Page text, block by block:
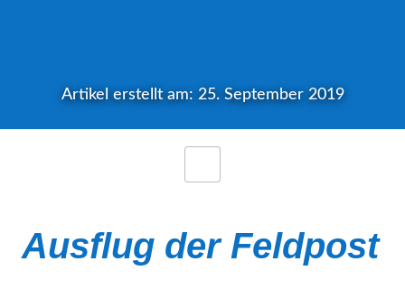
Artikel erstellt am: 25. September 2019
Ausflug der Feldpost